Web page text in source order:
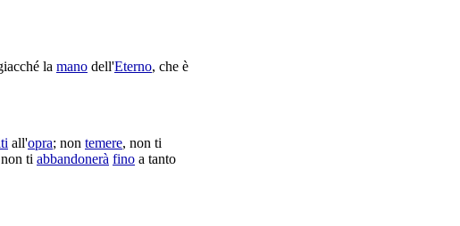
la mano dell'Eterno, che è
all'opra; non temere, non ti
ti abbandonerà fino a tanto